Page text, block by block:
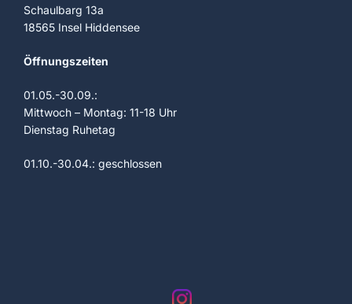
Schaulbarg 13a
18565 Insel Hiddensee
Öffnungszeiten
01.05.-30.09.:
Mittwoch – Montag: 11-18 Uhr
Dienstag Ruhetag
01.10.-30.04.: geschlossen